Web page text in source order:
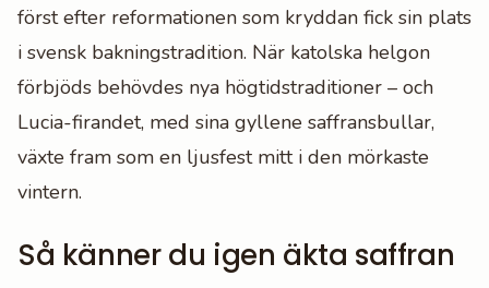
först efter reformationen som kryddan fick sin plats
i svensk bakningstradition. När katolska helgon
förbjöds behövdes nya högtidstraditioner – och
Lucia-firandet, med sina gyllene saffransbullar,
växte fram som en ljusfest mitt i den mörkaste
vintern.
Så känner du igen äkta saffran